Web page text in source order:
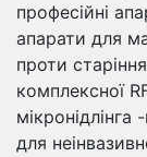
професійні
апарати для
проти
комплексної
мікронідлінга
для